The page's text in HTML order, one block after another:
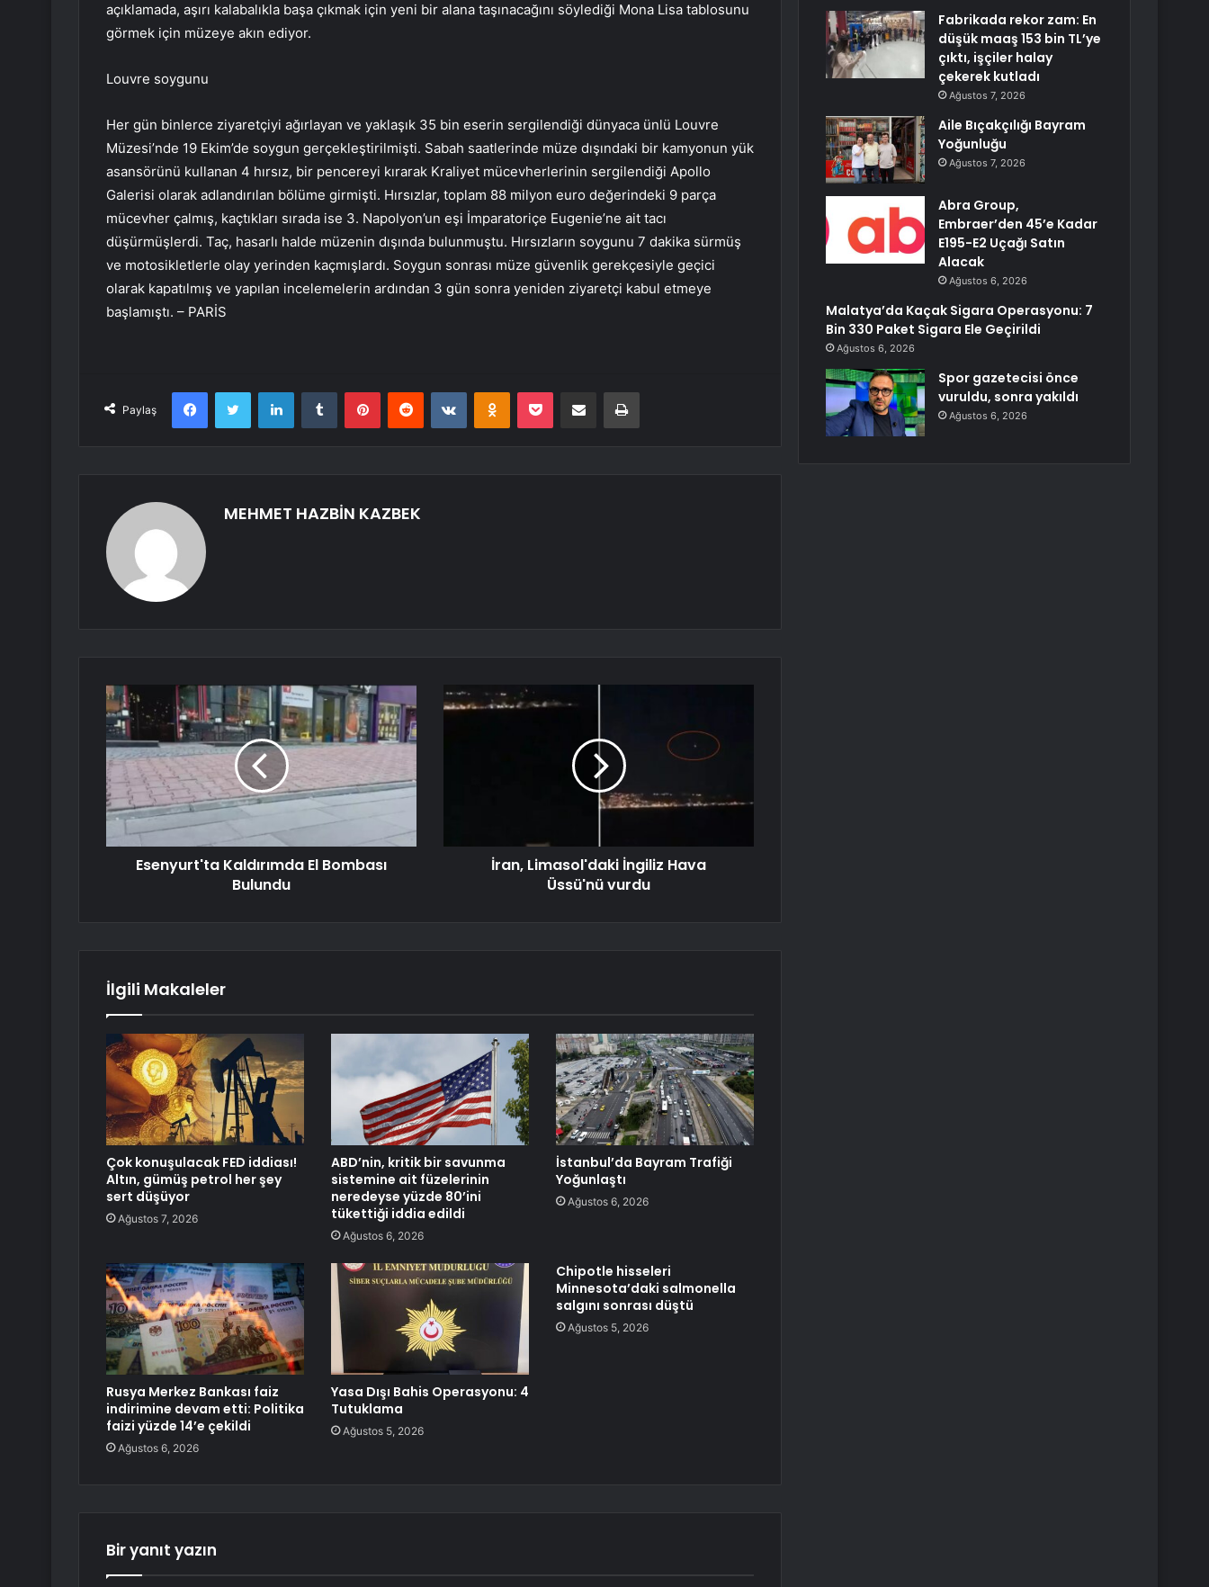
açıklamada, aşırı kalabalıkla başa çıkmak için yeni bir alana taşınacağını söylediği Mona Lisa tablosunu
görmek için müzeye akın ediyor.
Louvre soygunu
Her gün binlerce ziyaretçiyi ağırlayan ve yaklaşık 35 bin eserin sergilendiği dünyaca ünlü Louvre
Müzesi’nde 19 Ekim’de soygun gerçekleştirilmişti. Sabah saatlerinde müze dışındaki bir kamyonun yük
asansörünü kullanan 4 hırsız, bir pencereyi kırarak Kraliyet mücevherlerinin sergilendiği Apollo
Galerisi olarak adlandırılan bölüme girmişti. Hırsızlar, toplam 88 milyon euro değerindeki 9 parça
mücevher çalmış, kaçtıkları sırada ise 3. Napolyon’un eşi İmparatoriçe Eugenie’ne ait tacı
düşürmüşlerdi. Taç, hasarlı halde müzenin dışında bulunmuştu. Hırsızların soygunu 7 dakika sürmüş
ve motosikletlerle olay yerinden kaçmışlardı. Soygun sonrası müze güvenlik gerekçesiyle geçici
olarak kapatılmış ve yapılan incelemelerin ardından 3 gün sonra yeniden ziyaretçi kabul etmeye
başlamıştı. – PARİS
Paylaş
FacebookTwitter LinkedInTumblr PinterestReddit VKontakteOdnoklassniki
Pocket E-Posta ile paylaş Yazdır
MEHMET HAZBİN KAZBEK
Esenyurt'ta Kaldırımda El Bombası
Bulundu
İran, Limasol'daki İngiliz Hava
Üssü'nü vurdu
İlgili Makaleler
Çok konuşulacak FED iddiası!
Altın, gümüş petrol her şey
sert düşüyor
Ağustos 7, 2026
ABD’nin, kritik bir savunma
sistemine ait füzelerinin
neredeyse yüzde 80’ini
tükettiği iddia edildi
Ağustos 6, 2026
İstanbul’da Bayram Trafiği
Yoğunlaştı
Ağustos 6, 2026
Rusya Merkez Bankası faiz
indirimine devam etti: Politika
faizi yüzde 14’e çekildi
Ağustos 6, 2026
Yasa Dışı Bahis Operasyonu: 4
Tutuklama
Ağustos 5, 2026
Chipotle hisseleri
Minnesota’daki salmonella
salgını sonrası düştü
Ağustos 5, 2026
Bir yanıt yazın
Fabrikada rekor zam: En
düşük maaş 153 bin TL’ye
çıktı, işçiler halay
çekerek kutladı
Ağustos 7, 2026
Aile Bıçakçılığı Bayram
Yoğunluğu
Ağustos 7, 2026
Abra Group,
Embraer’den 45’e Kadar
E195-E2 Uçağı Satın
Alacak
Ağustos 6, 2026
Malatya’da Kaçak Sigara Operasyonu: 7
Bin 330 Paket Sigara Ele Geçirildi
Ağustos 6, 2026
Spor gazetecisi önce
vuruldu, sonra yakıldı
Ağustos 6, 2026